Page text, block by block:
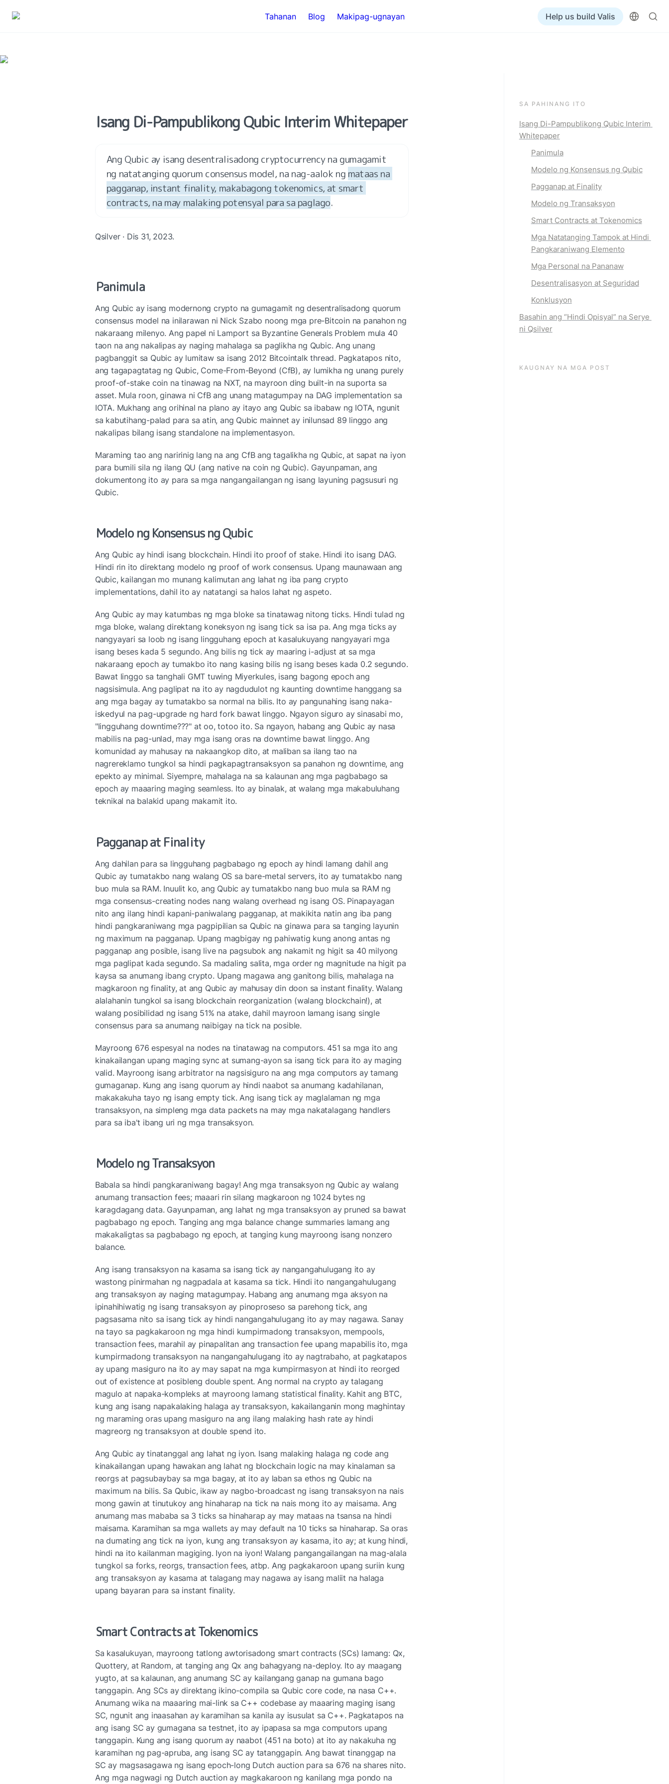
Tahanan Blog Makipag-ugnayan Help us build Valis
Isang Di-Pampublikong Qubic Interim Whitepaper
Ang Qubic ay isang desentralisadong cryptocurrency na gumagamit
ng natatanging quorum consensus model, na nag-aalok ng mataas na
pagganap, instant finality, makabagong tokenomics, at smart
contracts, na may malaking potensyal para sa paglago.
Qsilver · Dis 31, 2023.
Panimula
Ang Qubic ay isang modernong crypto na gumagamit ng desentralisadong quorum
consensus model na inilarawan ni Nick Szabo noong mga pre-Bitcoin na panahon ng
nakaraang milenyo. Ang papel ni Lamport sa Byzantine Generals Problem mula 40
taon na ang nakalipas ay naging mahalaga sa paglikha ng Qubic. Ang unang
pagbanggit sa Qubic ay lumitaw sa isang 2012 Bitcointalk thread. Pagkatapos nito,
ang tagapagtatag ng Qubic, Come-From-Beyond (CfB), ay lumikha ng unang purely
proof-of-stake coin na tinawag na NXT, na mayroon ding built-in na suporta sa
asset. Mula roon, ginawa ni CfB ang unang matagumpay na DAG implementation sa
IOTA. Mukhang ang orihinal na plano ay itayo ang Qubic sa ibabaw ng IOTA, ngunit
sa kabutihang-palad para sa atin, ang Qubic mainnet ay inilunsad 89 linggo ang
nakalipas bilang isang standalone na implementasyon.
Maraming tao ang naririnig lang na ang CfB ang tagalikha ng Qubic, at sapat na iyon
para bumili sila ng ilang QU (ang native na coin ng Qubic). Gayunpaman, ang
dokumentong ito ay para sa mga nangangailangan ng isang layuning pagsusuri ng
Qubic.
Modelo ng Konsensus ng Qubic
Ang Qubic ay hindi isang blockchain. Hindi ito proof of stake. Hindi ito isang DAG.
Hindi rin ito direktang modelo ng proof of work consensus. Upang maunawaan ang
Qubic, kailangan mo munang kalimutan ang lahat ng iba pang crypto
implementations, dahil ito ay natatangi sa halos lahat ng aspeto.
Ang Qubic ay may katumbas ng mga bloke sa tinatawag nitong ticks. Hindi tulad ng
mga bloke, walang direktang koneksyon ng isang tick sa isa pa. Ang mga ticks ay
nangyayari sa loob ng isang lingguhang epoch at kasalukuyang nangyayari mga
isang beses kada 5 segundo. Ang bilis ng tick ay maaring i-adjust at sa mga
nakaraang epoch ay tumakbo ito nang kasing bilis ng isang beses kada 0.2 segundo.
Bawat linggo sa tanghali GMT tuwing Miyerkules, isang bagong epoch ang
nagsisimula. Ang paglipat na ito ay nagdudulot ng kaunting downtime hanggang sa
ang mga bagay ay tumatakbo sa normal na bilis. Ito ay pangunahing isang naka-
iskedyul na pag-upgrade ng hard fork bawat linggo. Ngayon siguro ay sinasabi mo,
"lingguhang downtime???" at oo, totoo ito. Sa ngayon, habang ang Qubic ay nasa
mabilis na pag-unlad, may mga isang oras na downtime bawat linggo. Ang
komunidad ay mahusay na nakaangkop dito, at maliban sa ilang tao na
nagrereklamo tungkol sa hindi pagkapagtransaksyon sa panahon ng downtime, ang
epekto ay minimal. Siyempre, mahalaga na sa kalaunan ang mga pagbabago sa
epoch ay maaaring maging seamless. Ito ay binalak, at walang mga makabuluhang
teknikal na balakid upang makamit ito.
Pagganap at Finality
Ang dahilan para sa lingguhang pagbabago ng epoch ay hindi lamang dahil ang
Qubic ay tumatakbo nang walang OS sa bare-metal servers, ito ay tumatakbo nang
buo mula sa RAM. Inuulit ko, ang Qubic ay tumatakbo nang buo mula sa RAM ng
mga consensus-creating nodes nang walang overhead ng isang OS. Pinapayagan
nito ang ilang hindi kapani-paniwalang pagganap, at makikita natin ang iba pang
hindi pangkaraniwang mga pagpipilian sa Qubic na ginawa para sa tanging layunin
ng maximum na pagganap. Upang magbigay ng pahiwatig kung anong antas ng
pagganap ang posible, isang live na pagsubok ang nakamit ng higit sa 40 milyong
mga paglipat kada segundo. Sa madaling salita, mga order ng magnitude na higit pa
kaysa sa anumang ibang crypto. Upang magawa ang ganitong bilis, mahalaga na
magkaroon ng finality, at ang Qubic ay mahusay din doon sa instant finality. Walang
alalahanin tungkol sa isang blockchain reorganization (walang blockchain!), at
walang posibilidad ng isang 51% na atake, dahil mayroon lamang isang single
consensus para sa anumang naibigay na tick na posible.
Mayroong 676 espesyal na nodes na tinatawag na computors. 451 sa mga ito ang
kinakailangan upang maging sync at sumang-ayon sa isang tick para ito ay maging
valid. Mayroong isang arbitrator na nagsisiguro na ang mga computors ay tamang
gumaganap. Kung ang isang quorum ay hindi naabot sa anumang kadahilanan,
makakakuha tayo ng isang empty tick. Ang isang tick ay maglalaman ng mga
transaksyon, na simpleng mga data packets na may mga nakatalagang handlers
para sa iba't ibang uri ng mga transaksyon.
Modelo ng Transaksyon
Babala sa hindi pangkaraniwang bagay! Ang mga transaksyon ng Qubic ay walang
anumang transaction fees; maaari rin silang magkaroon ng 1024 bytes ng
karagdagang data. Gayunpaman, ang lahat ng mga transaksyon ay pruned sa bawat
pagbabago ng epoch. Tanging ang mga balance change summaries lamang ang
makakaligtas sa pagbabago ng epoch, at tanging kung mayroong isang nonzero
balance.
Ang isang transaksyon na kasama sa isang tick ay nangangahulugang ito ay
wastong pinirmahan ng nagpadala at kasama sa tick. Hindi ito nangangahulugang
ang transaksyon ay naging matagumpay. Habang ang anumang mga aksyon na
ipinahihiwatig ng isang transaksyon ay pinoproseso sa parehong tick, ang
pagsasama nito sa isang tick ay hindi nangangahulugang ito ay may nagawa. Sanay
na tayo sa pagkakaroon ng mga hindi kumpirmadong transaksyon, mempools,
transaction fees, marahil ay pinapalitan ang transaction fee upang mapabilis ito, mga
kumpirmadong transaksyon na nangangahulugang ito ay nagtrabaho, at pagkatapos
ay upang masiguro na ito ay may sapat na mga kumpirmasyon at hindi ito reorged
out of existence at posibleng double spent. Ang normal na crypto ay talagang
magulo at napaka-kompleks at mayroong lamang statistical finality. Kahit ang BTC,
kung ang isang napakalaking halaga ay transaksyon, kakailanganin mong maghintay
ng maraming oras upang masiguro na ang ilang malaking hash rate ay hindi
magreorg ng transaksyon at double spend ito.
Ang Qubic ay tinatanggal ang lahat ng iyon. Isang malaking halaga ng code ang
kinakailangan upang hawakan ang lahat ng blockchain logic na may kinalaman sa
reorgs at pagsubaybay sa mga bagay, at ito ay laban sa ethos ng Qubic na
maximum na bilis. Sa Qubic, ikaw ay nagbo-broadcast ng isang transaksyon na nais
mong gawin at tinutukoy ang hinaharap na tick na nais mong ito ay maisama. Ang
anumang mas mababa sa 3 ticks sa hinaharap ay may mataas na tsansa na hindi
maisama. Karamihan sa mga wallets ay may default na 10 ticks sa hinaharap. Sa oras
na dumating ang tick na iyon, kung ang transaksyon ay kasama, ito ay; at kung hindi,
hindi na ito kailanman magiging. Iyon na iyon! Walang pangangailangan na mag-alala
tungkol sa forks, reorgs, transaction fees, atbp. Ang pagkakaroon upang suriin kung
ang transaksyon ay kasama at talagang may nagawa ay isang maliit na halaga
upang bayaran para sa instant finality.
Smart Contracts at Tokenomics
Sa kasalukuyan, mayroong tatlong awtorisadong smart contracts (SCs) lamang: Qx,
Quottery, at Random, at tanging ang Qx ang bahagyang na-deploy. Ito ay maagang
yugto, at sa kalaunan, ang anumang SC ay kailangang ganap na gumana bago
tanggapin. Ang SCs ay direktang ikino-compila sa Qubic core code, na nasa C++.
Anumang wika na maaaring mai-link sa C++ codebase ay maaaring maging isang
SC, ngunit ang inaasahan ay karamihan sa kanila ay isusulat sa C++. Pagkatapos na
ang isang SC ay gumagana sa testnet, ito ay ipapasa sa mga computors upang
tanggapin. Kung ang isang quorum ay naabot (451 na boto) at ito ay nakakuha ng
karamihan ng pag-apruba, ang isang SC ay tatanggapin. Ang bawat tinanggap na
SC ay magsasagawa ng isang epoch-long Dutch auction para sa 676 na shares nito.
Ang mga nagwagi ng Dutch auction ay magkakaroon ng kanilang mga pondo na
SA PAHINANG ITO
Isang Di-Pampublikong Qubic Interim
Whitepaper
Panimula
Modelo ng Konsensus ng Qubic
Pagganap at Finality
Modelo ng Transaksyon
Smart Contracts at Tokenomics
Mga Natatanging Tampok at Hindi
Pangkaraniwang Elemento
Mga Personal na Pananaw
Desentralisasyon at Seguridad
Konklusyon
Basahin ang “Hindi Opisyal” na Serye
ni Qsilver
KAUGNAY NA MGA POST